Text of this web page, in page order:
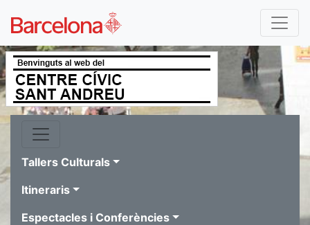
Tallers Culturals
Itineraris
Espectacles i Conferències